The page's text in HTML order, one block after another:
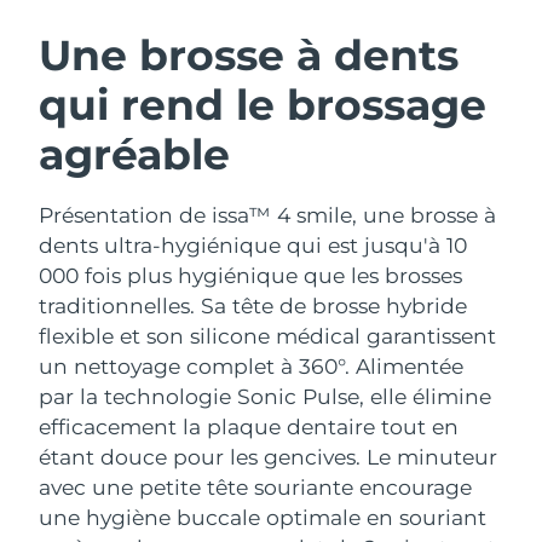
Une brosse à dents
qui rend le brossage
agréable
Présentation de issa™ 4 smile, une brosse à
dents ultra-hygiénique qui est jusqu'à 10
000 fois plus hygiénique que les brosses
traditionnelles. Sa tête de brosse hybride
flexible et son silicone médical garantissent
un nettoyage complet à 360°. Alimentée
par la technologie Sonic Pulse, elle élimine
efficacement la plaque dentaire tout en
étant douce pour les gencives. Le minuteur
avec une petite tête souriante encourage
une hygiène buccale optimale en souriant
Nettoyage du visage
Anti-aging massage
LUNA™ 4 Plus
Massage, LED heating
LUNA™ 4 Men
For men, anti-aging massage
Microcurrent toning
BEAR™ 2 go
Microcurrent toning on-the-go
BEAR™ 2 eyes & lips
Microcurrent line smoothing device
Hydratation
UFO™ 3 coffret
Deep facial hydration
UFO™ 3 LED
Near-infrared and red light therapy
device
Soin bucco-dentaire
issa™ 4
Hybrid silicone sonic toothbrush
issa™ 4 plus
Smart hybrid silicone sonic toothbrush
FAQ™ TRAITEMENT ANTI-ÂGE
Anti-âge Traitements LED
NEW
Autriche Livraison estimée
Bahreïn Livraison estimée8/11/26
Belgique
Bermudes Livraison estimée8/16/26
Bosnie-Herzégovine Livraison estimée
Brunei Livraison estimée
Bulgarie Livraison estimée8/10/26
Canada Livraison estimée8/14/26
Chili Livraison estimée8/14/26